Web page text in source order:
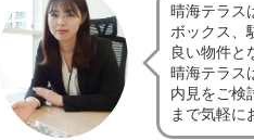
晴海テラス
ボックス、
良い物件と
晴海テラス
内見をご検
まで気軽に